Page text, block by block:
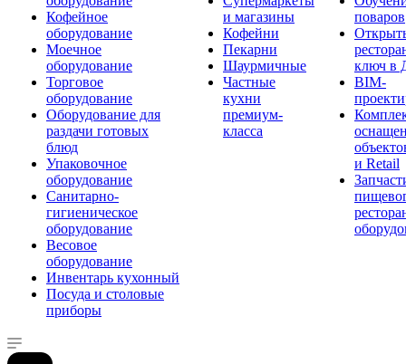
Кофейное
оборудование
Моечное
оборудование
Торговое
оборудование
Оборудование для
раздачи готовых
блюд
Упаковочное
оборудование
Санитарно-
гигиеническое
оборудование
Весовое
оборудование
Инвентарь кухонный
Посуда и столовые
приборы
и магазины
Кофейни
Пекарни
Шаурмичные
Частные
кухни
премиум-
класса
поваров
ключ в
BIM-
и Retail